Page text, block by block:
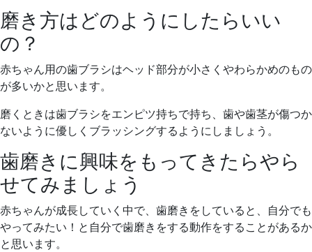
磨き方はどのようにしたらいい
の？
赤ちゃん用の歯ブラシはヘッド部分が小さくやわらかめのもの
が多いかと思います。
磨くときは歯ブラシをエンピツ持ちで持ち、歯や歯茎が傷つか
ないように優しくブラッシングするようにしましょう。
歯磨きに興味をもってきたらやら
せてみましょう
赤ちゃんが成長していく中で、歯磨きをしていると、自分でも
やってみたい！と自分で歯磨きをする動作をすることがあるか
と思います。